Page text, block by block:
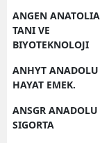
ANGEN ANATOLIA
TANI VE
BIYOTEKNOLOJI
ANHYT ANADOLU
HAYAT EMEK.
ANSGR ANADOLU
SIGORTA